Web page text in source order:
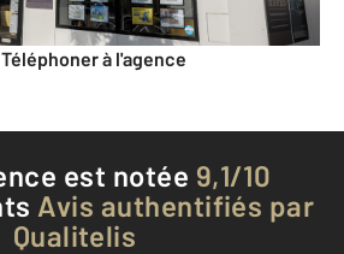
Téléphoner à l'agence
est notée 9,1/10
Avis authentifiés par
Qualitelis